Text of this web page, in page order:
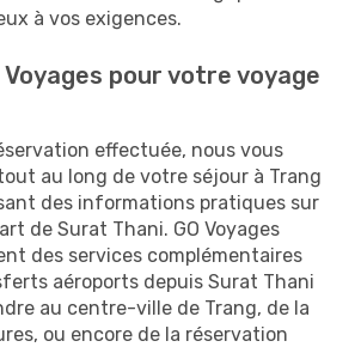
à vos exigences.
Voyages pour votre voyage
effectuée, nous vous
au long de votre séjour à Trang
des informations pratiques sur
de Surat Thani. GO Voyages
des services complémentaires
aéroports depuis Surat Thani
au centre-ville de Trang, de la
ou encore de la réservation